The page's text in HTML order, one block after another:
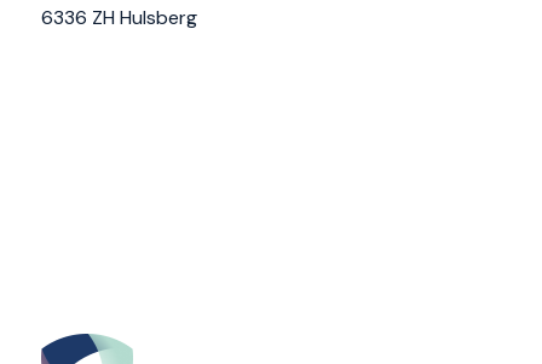
6336 ZH Hulsberg